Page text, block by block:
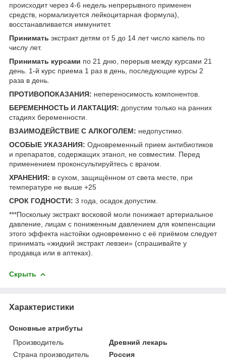
происходит через 4-6 недель непрерывного применен
средств, нормализуется лейкоцитарная формула),
восстанавливается иммунитет.
Принимать экстракт детям от 5 до 14 лет число капель по
числу лет.
Принимать курсами по 21 дню, перерыв между курсами 21
день. 1-й курс приема 1 раз в день, последующие курсы 2
раза в день.
ПРОТИВОПОКАЗАНИЯ: непереносимость компонентов.
БЕРЕМЕННОСТЬ И ЛАКТАЦИЯ: допустим только на ранних
стадиях беременности.
ВЗАИМОДЕЙСТВИЕ С АЛКОГОЛЕМ: недопустимо.
ОСОБЫЕ УКАЗАНИЯ: Одновременный прием антибиотиков
и препаратов, содержащих этанол, не совместим. Перед
применением проконсультируйтесь с врачом.
ХРАНЕНИЯ: в сухом, защищённом от света месте, при
температуре не выше +25
СРОК ГОДНОСТИ: 3 года, осадок допустим.
***Поскольку экстракт восковой моли понижает артериальное
давление, лицам с пониженным давлением для компенсации
этого эффекта настойки одновременно с её приёмом следует
принимать «жидкий экстракт левзеи» (спрашивайте у
продавца или в аптеках).
Скрыть
Характеристики
Основные атрибуты
Производитель
Древний лекарь
Страна производитель
Россия